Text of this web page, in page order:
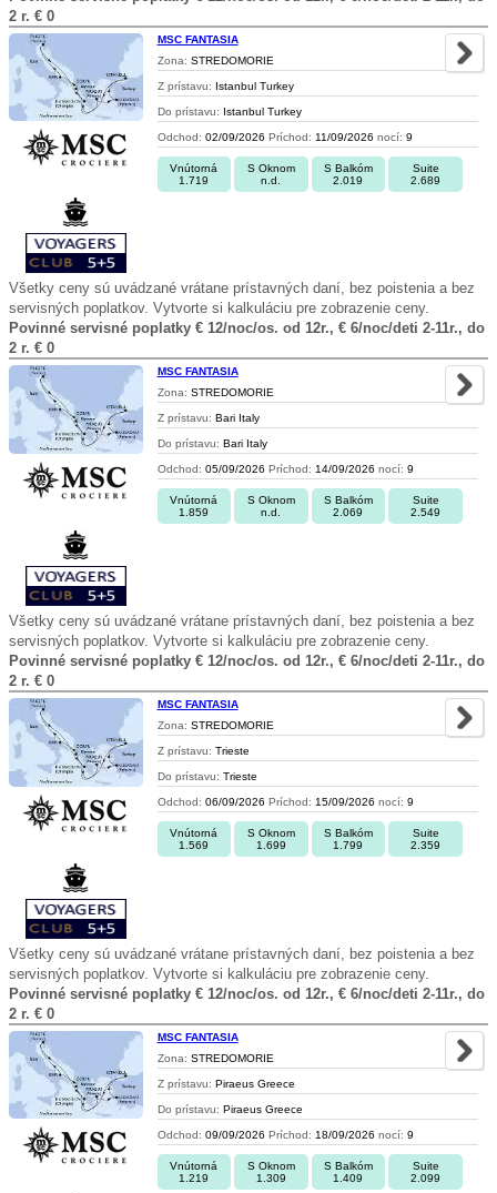
2 r. € 0
MSC FANTASIA
Zona: STREDOMORIE
Z prístavu: Istanbul Turkey
Do prístavu: Istanbul Turkey
Odchod: 02/09/2026 Príchod: 11/09/2026 nocí: 9
Vnútorná
1.719
S Oknom
n.d.
S Balkóm
2.019
Suite
2.689
Všetky ceny sú uvádzané vrátane prístavných daní, bez poistenia a bez
servisných poplatkov. Vytvorte si kalkuláciu pre zobrazenie ceny.
Povinné servisné poplatky € 12/noc/os. od 12r., € 6/noc/deti 2-11r., do
2 r. € 0
MSC FANTASIA
Zona: STREDOMORIE
Z prístavu: Bari Italy
Do prístavu: Bari Italy
Odchod: 05/09/2026 Príchod: 14/09/2026 nocí: 9
Vnútorná
1.859
S Oknom
n.d.
S Balkóm
2.069
Suite
2.549
Všetky ceny sú uvádzané vrátane prístavných daní, bez poistenia a bez
servisných poplatkov. Vytvorte si kalkuláciu pre zobrazenie ceny.
Povinné servisné poplatky € 12/noc/os. od 12r., € 6/noc/deti 2-11r., do
2 r. € 0
MSC FANTASIA
Zona: STREDOMORIE
Z prístavu: Trieste
Do prístavu: Trieste
Odchod: 06/09/2026 Príchod: 15/09/2026 nocí: 9
Vnútorná
1.569
S Oknom
1.699
S Balkóm
1.799
Suite
2.359
Všetky ceny sú uvádzané vrátane prístavných daní, bez poistenia a bez
servisných poplatkov. Vytvorte si kalkuláciu pre zobrazenie ceny.
Povinné servisné poplatky € 12/noc/os. od 12r., € 6/noc/deti 2-11r., do
2 r. € 0
MSC FANTASIA
Zona: STREDOMORIE
Z prístavu: Piraeus Greece
Do prístavu: Piraeus Greece
Odchod: 09/09/2026 Príchod: 18/09/2026 nocí: 9
Vnútorná
1.219
S Oknom
1.309
S Balkóm
1.409
Suite
2.099